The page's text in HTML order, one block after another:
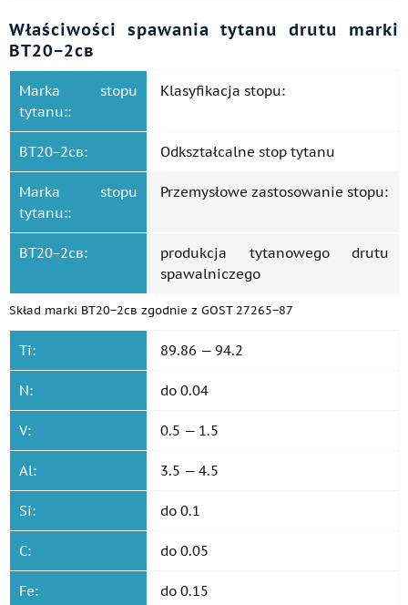
Właściwości spawania tytanu drutu marki
ВТ20−2св
Marka stopu
tytanu::
Klasyfikacja stopu:
ВТ20−2св: Odkształcalne stop tytanu
Marka stopu
tytanu::
Przemysłowe zastosowanie stopu:
ВТ20−2св:
produkcja tytanowego drutu
spawalniczego
Skład marki ВТ20−2св zgodnie z GOST 27265−87
Ti: 89.86 — 94.2
N: do 0.04
V: 0.5 — 1.5
Al: 3.5 — 4.5
Si: do 0.1
C: do 0.05
Fe: do 0.15